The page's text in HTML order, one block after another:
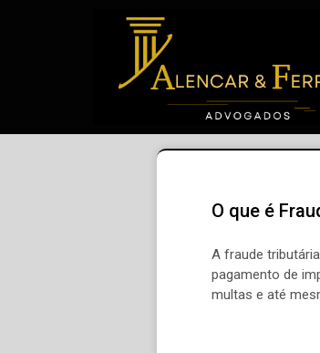
O que é
A fraude
pagamento de
multas e até